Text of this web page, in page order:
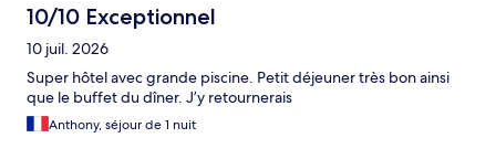
10/10 Exceptionnel
10 juil. 2026
Super hôtel avec grande piscine. Petit déjeuner très bon ainsi
que le buffet du dîner. J’y retournerais
Anthony, séjour de 1 nuit